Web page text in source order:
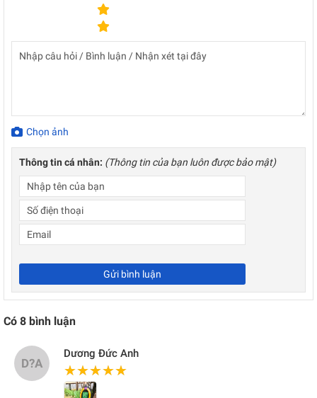
Chọn ảnh
Thông tin cá nhân: (Thông tin của bạn luôn được bảo mật)
Gửi bình luận
Có 8 bình luận
D?A
Dương Đức Anh
★★★★★
★★★★★